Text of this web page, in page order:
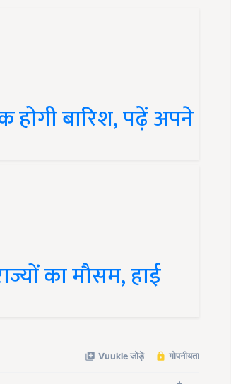
होगी बारिश, पढ़ें अपने
का मौसम, हाई